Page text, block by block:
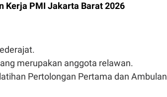
Kerja PMI Jakarta Barat 2026
merupakan anggota relawan.
Pertolongan Pertama dan